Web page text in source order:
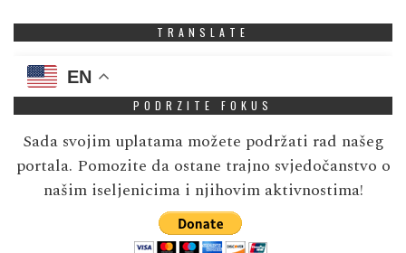
TRANSLATE
EN
PODRZITE FOKUS
Sada svojim uplatama možete podržati rad našeg
portala. Pomozite da ostane trajno svjedočanstvo o
našim iseljenicima i njihovim aktivnostima!